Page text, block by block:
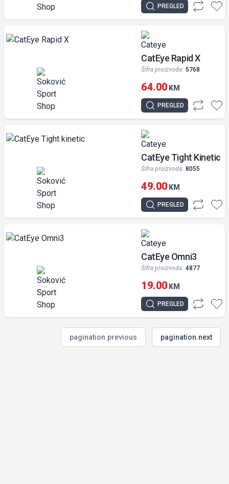
PREGLED
CatEye Rapid X
Šifra proizvoda: 5768
64.00 KM
PREGLED
CatEye Tight Kinetic
Šifra proizvoda: 8055
49.00 KM
PREGLED
CatEye Omni3
Šifra proizvoda: 4877
19.00 KM
PREGLED
pagination.previous pagination.next